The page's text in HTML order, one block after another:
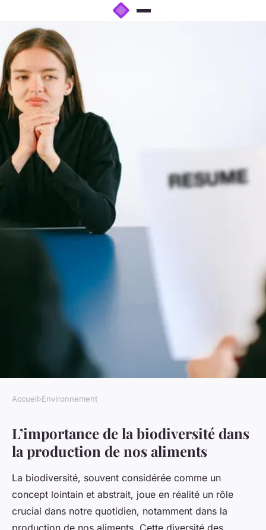
L'importance de la
biodiversité dans la
production de nos aliments
Wassim 15 novembre 2024 6 min de lecture
Accueil›Environnement
L’importance de la biodiversité dans
la production de nos aliments
La biodiversité, souvent considérée comme un
concept lointain et abstrait, joue en réalité un rôle
crucial dans notre quotidien, notamment dans la